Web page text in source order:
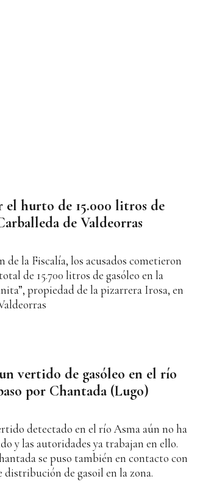
hurto de 15.000 litros de
de Valdeorras
de la Fiscalía, los acusados cometieron
de 15.700 litros de gasóleo en la
propiedad de la pizarrera Irosa, en
vertido de gasóleo en el río
por Chantada (Lugo)
detectado en el río Asma aún no ha
y las autoridades ya trabajan en ello.
se puso también en contacto con
distribución de gasoil en la zona.